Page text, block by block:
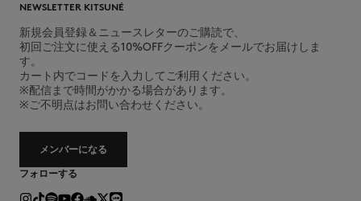
NEWSLETTER KITSUNÉ
新規会員登録＆ニュースレターのご購読で、
初回ご注文に使える10%OFFクーポンをメールでお届けしま
す。
カート内でコードを入力してご利用ください。
※配信まで時間がかかる場合があります。
※ご不明点はお問い合わせください。
メンバーになる
フォローする